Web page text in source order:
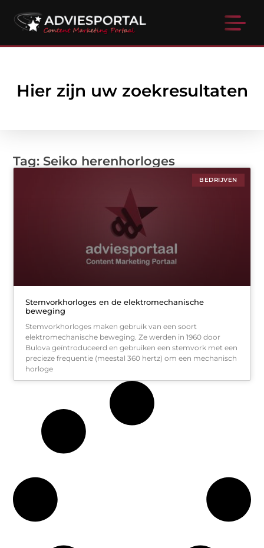
Hier zijn uw zoekresultaten
Tag: Seiko herenhorloges
BEDRIJVEN
Stemvorkhorloges en de elektromechanische
beweging
Stemvorkhorloges maken gebruik van een soort
elektromechanische beweging. Ze werden in 1960 door
Bulova geïntroduceerd en gebruiken een stemvork met een
precieze frequentie (meestal 360 hertz) om een mechanisch
horloge